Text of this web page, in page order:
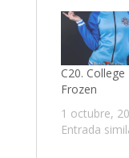
C20. College
Frozen
1 octubre,
Entrada